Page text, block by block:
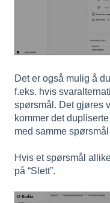
Det er også mulig å
f.eks. hvis
spørsmål. Det gjøres
kommer det
med samme
Hvis et spørsmål
på “Slett”.